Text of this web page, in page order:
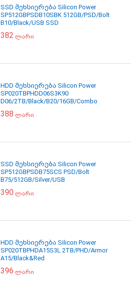
SSD მეხსიერება Silicon Power
SP512GBPSDB10SBK 512GB/PSD/Bolt
B10/Black/USB SSD
382 ლარი
HDD მეხსიერება Silicon Power
SP020TBPHDD06S3K90
D06/2TB/Black/B20/16GB/Combo
388 ლარი
SSD მეხსიერება Silicon Power
SP512GBPSDB75SCS PSD/Bolt
B75/512GB/Silver/USB
390 ლარი
HDD მეხსიერება Silicon Power
SP020TBPHDA15S3L 2TB/PHD/Armor
A15/Black&Red
396 ლარი